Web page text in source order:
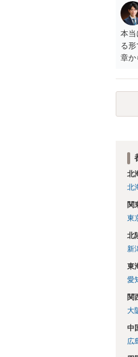
本当
る
章か
カウ
スバ
額
北
北
関
東
北
新
東
愛
関
大
中
広